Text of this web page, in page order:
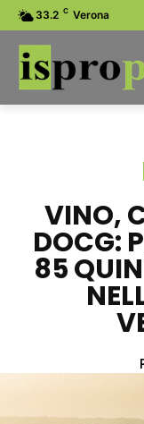
33.2 C Verona
VINO,
DOCG:
85